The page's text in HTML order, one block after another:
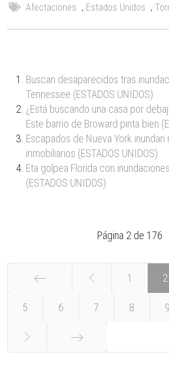
Afectaciones , Estados Unidos ,
Buscan desaparecidos tras
Tennessee (ESTADOS UNIDOS)
¿Está buscando una casa por
Este barrio de Broward pinta bien
Escapados de Nueva York
inmobiliarios (ESTADOS UNIDOS)
Eta golpea Florida con
(ESTADOS UNIDOS)
Página 2 de 176
1 2
5 6 7 8 9